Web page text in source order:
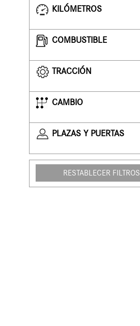
KILÓMETROS
COMBUSTIBLE
TRACCIÓN
CAMBIO
PLAZAS Y PUERTAS
RESTABLECER FILTROS